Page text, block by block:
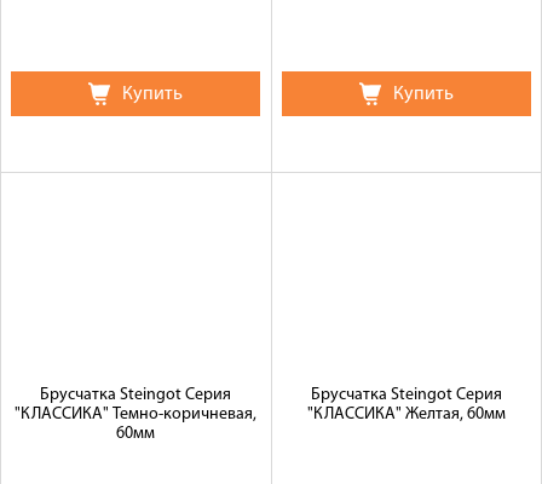
Купить Купить
Брусчатка Steingot Серия
"КЛАССИКА" Темно-коричневая,
60мм
Брусчатка Steingot Серия
"КЛАССИКА" Желтая, 60мм